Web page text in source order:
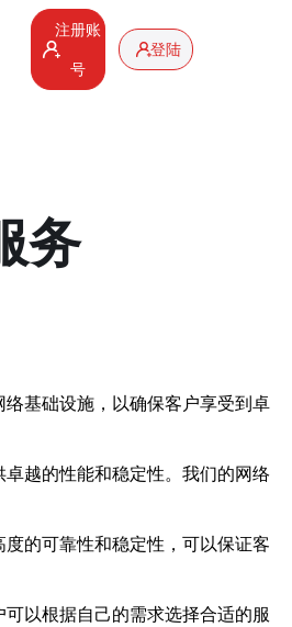
注册账
号
登陆
务
基础设施，以确保客户享受到卓
越的性能和稳定性。我们的网络
的可靠性和稳定性，可以保证客
以根据自己的需求选择合适的服